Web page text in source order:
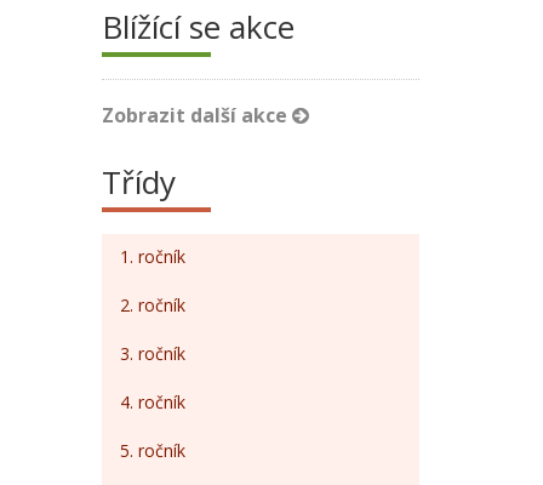
Blížící se akce
Zobrazit další akce
Třídy
1. ročník
2. ročník
3. ročník
4. ročník
5. ročník